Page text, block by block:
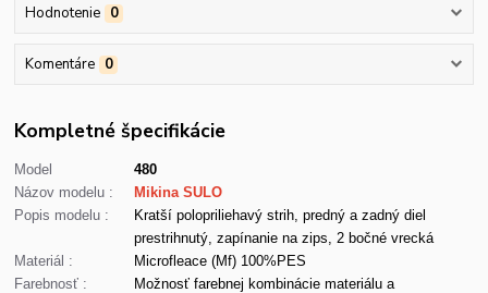
Hodnotenie 0
Komentáre 0
Kompletné špecifikácie
Model
480
Názov modelu :
Mikina SULO
Popis modelu :
Kratší polopriliehavý strih, predný a zadný diel
prestrihnutý, zapínanie na zips, 2 bočné vrecká
Materiál :
Microfleace (Mf) 100%PES
Farebnosť :
Možnosť farebnej kombinácie materiálu a